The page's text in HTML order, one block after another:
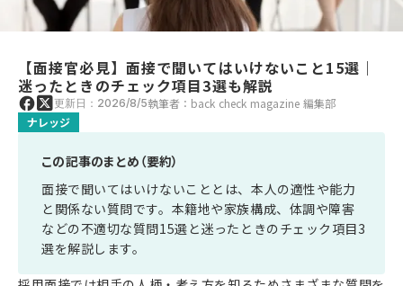
【面接官必見】面接で聞いてはいけないこと15選｜
迷ったときのチェック項目3選も解説
更新日：2026/8/5執筆者：back check magazine 編集部
ナレッジ
この記事のまとめ（要約）
面接で聞いてはいけないこととは、本人の適性や能力
と関係ない質問です。本籍地や家族構成、体調や障害
などの不適切な質問15選と迷ったときのチェック項目3
選を解説します。